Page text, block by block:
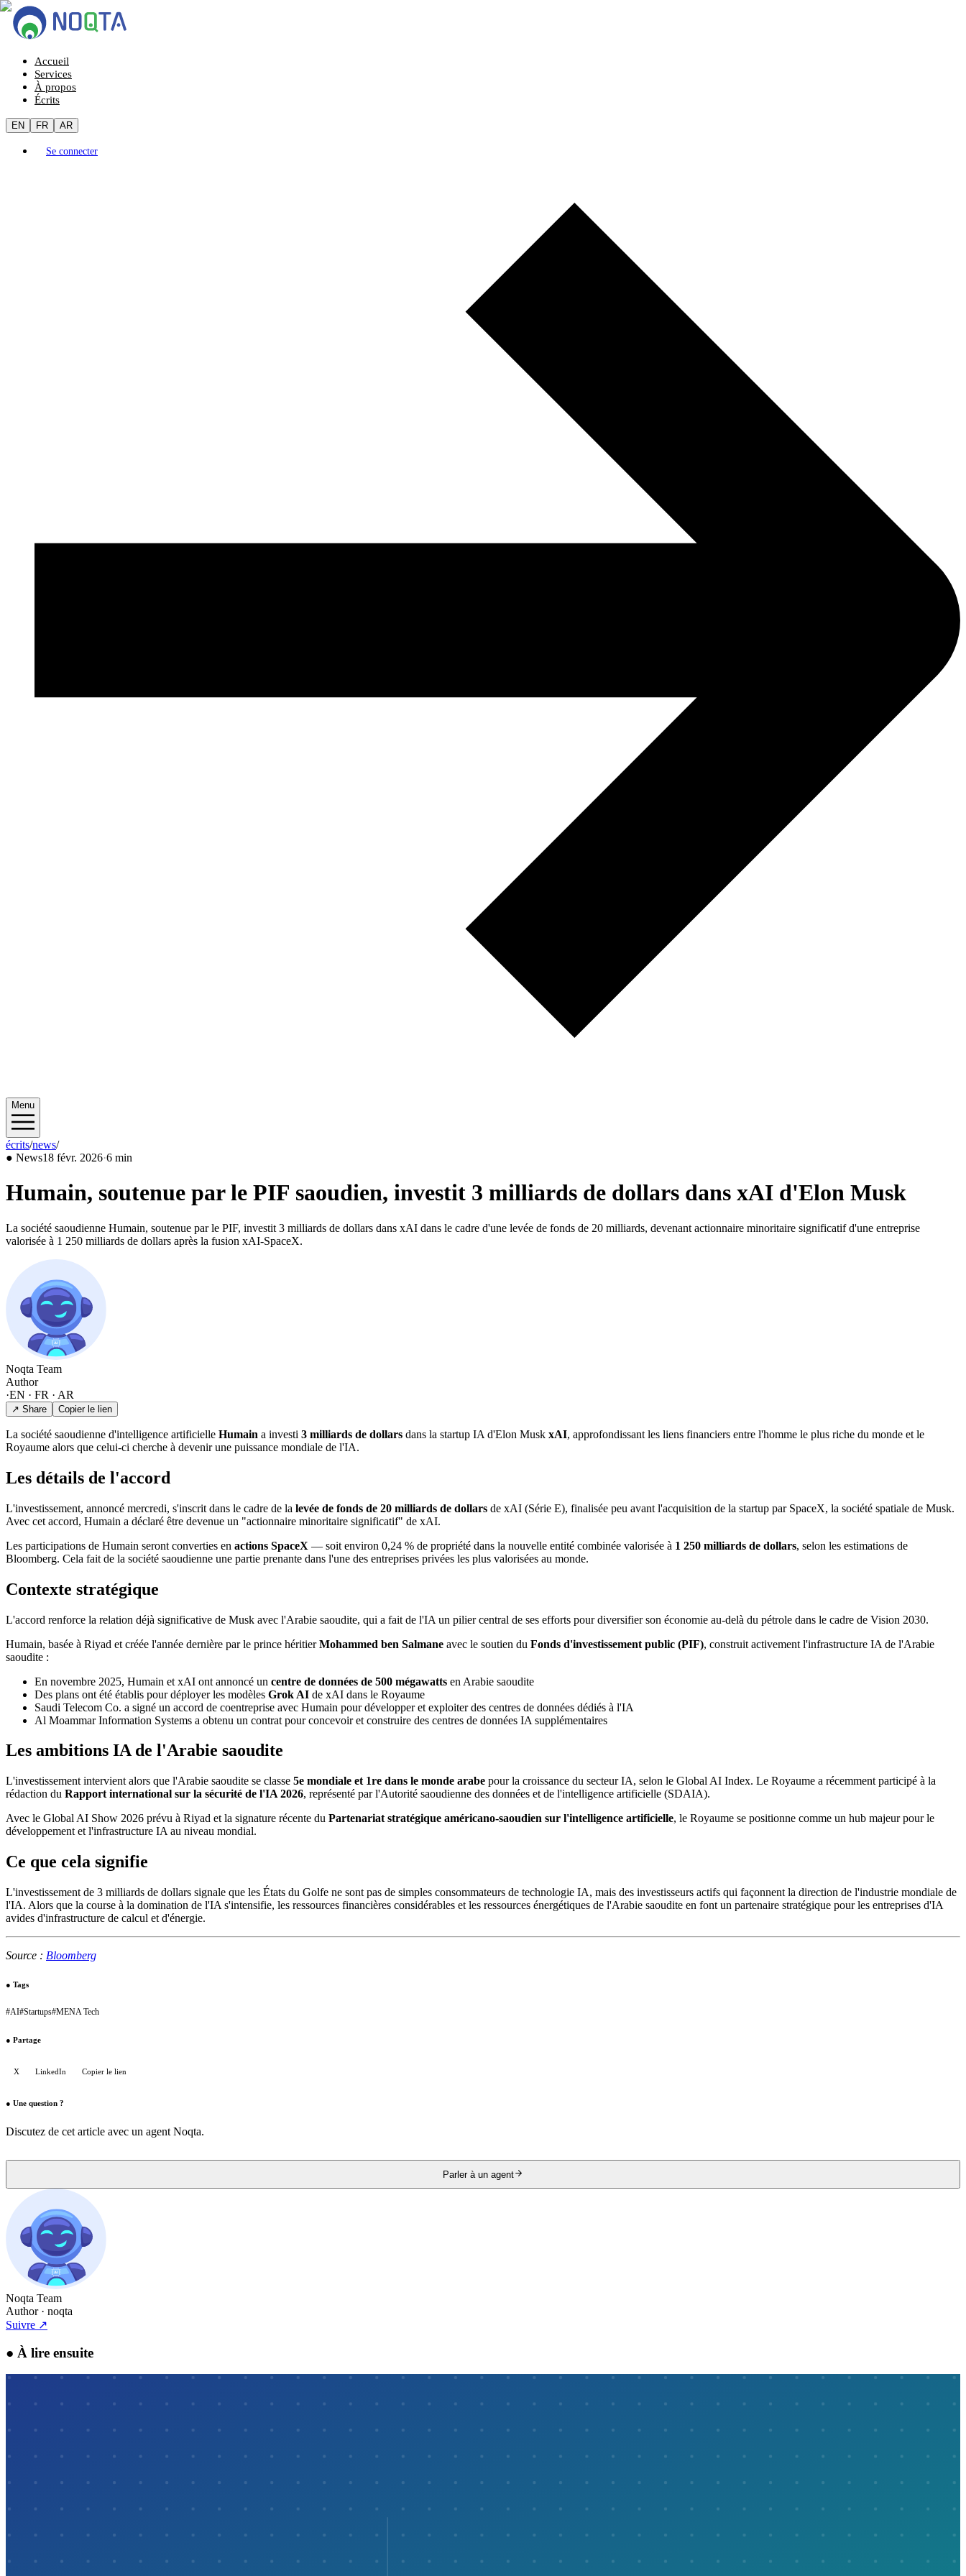
Accueil
Services
À propos
Écrits
EN FR AR
Se connecter
Menu
écrits/news/2026/02
● News18 févr. 2026·6 min
Humain, soutenue par le PIF saoudien, investit 3 milliards de dollars dans xAI d'Elon Musk
La société saoudienne Humain, soutenue par le PIF, investit 3 milliards de dollars dans xAI dans le cadre d'une levée de fonds de 20 milliards, devenant actionnaire minoritaire significatif d'une entreprise
valorisée à 1 250 milliards de dollars après la fusion xAI-SpaceX.
Noqta Team
Author
·EN · FR · AR
↗ Share Copier le lien
La société saoudienne d'intelligence artificielle Humain a investi 3 milliards de dollars dans la startup IA d'Elon Musk xAI, approfondissant les liens financiers entre l'homme le plus riche du monde et le
Royaume alors que celui-ci cherche à devenir une puissance mondiale de l'IA.
Les détails de l'accord
L'investissement, annoncé mercredi, s'inscrit dans le cadre de la levée de fonds de 20 milliards de dollars de xAI (Série E), finalisée peu avant l'acquisition de la startup par SpaceX, la société spatiale de Musk.
Avec cet accord, Humain a déclaré être devenue un "actionnaire minoritaire significatif" de xAI.
Les participations de Humain seront converties en actions SpaceX — soit environ 0,24 % de propriété dans la nouvelle entité combinée valorisée à 1 250 milliards de dollars, selon les estimations de
Bloomberg. Cela fait de la société saoudienne une partie prenante dans l'une des entreprises privées les plus valorisées au monde.
Contexte stratégique
L'accord renforce la relation déjà significative de Musk avec l'Arabie saoudite, qui a fait de l'IA un pilier central de ses efforts pour diversifier son économie au-delà du pétrole dans le cadre de Vision 2030.
Humain, basée à Riyad et créée l'année dernière par le prince héritierMohammed ben Salmane avec le soutien du Fonds d'investissement public (PIF), construit activement l'infrastructure IA de l'Arabie
saoudite :
En novembre 2025, Humain et xAI ont annoncé un centre de données de 500 mégawatts en Arabie saoudite
Des plans ont été établis pour déployer les modèles Grok AI de xAI dans le Royaume
Saudi Telecom Co. a signé un accord de coentreprise avec Humain pour développer et exploiter des centres de données dédiés à l'IA
Al Moammar Information Systems a obtenu un contrat pour concevoir et construire des centres de données IA supplémentaires
Les ambitions IA de l'Arabie saoudite
L'investissement intervient alors que l'Arabie saoudite se classe 5e mondiale et 1re dans le monde arabe pour la croissance du secteur IA, selon le Global AI Index. Le Royaume a récemment participé à la
rédaction du Rapport international sur la sécurité de l'IA 2026, représenté par l'Autorité saoudienne des données et de l'intelligence artificielle (SDAIA).
Avec le Global AI Show 2026 prévu à Riyad et la signature récente du Partenariat stratégique américano-saoudien sur l'intelligence artificielle, le Royaume se positionne comme un hub majeur pour le
développement et l'infrastructure IA au niveau mondial.
Ce que cela signifie
L'investissement de 3 milliards de dollars signale que les États du Golfe ne sont pas de simples consommateurs de technologie IA, mais des investisseurs actifs qui façonnent la direction de l'industrie mondiale de
l'IA. Alors que la course à la domination de l'IA s'intensifie, les ressources financières considérables et les ressources énergétiques de l'Arabie saoudite en font un partenaire stratégique pour les entreprises d'IA
avides d'infrastructure de calcul et d'énergie.
Source : Bloomberg
● Tags
#AI#Startups#MENA Tech
● Partage
X LinkedIn Copier le lien
● Une question ?
Discutez de cet article avec un agent Noqta.
Parler à un agent
Noqta Team
Author· noqta
Suivre ↗
● À lire ensuite